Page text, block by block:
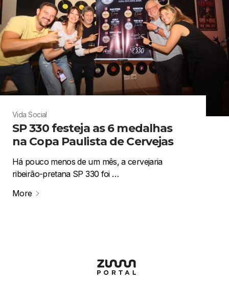
Vida Social
SP 330 festeja as 6 medalhas
na Copa Paulista de Cervejas
Há pouco menos de um mês, a cervejaria
ribeirão-pretana SP 330 foi …
More